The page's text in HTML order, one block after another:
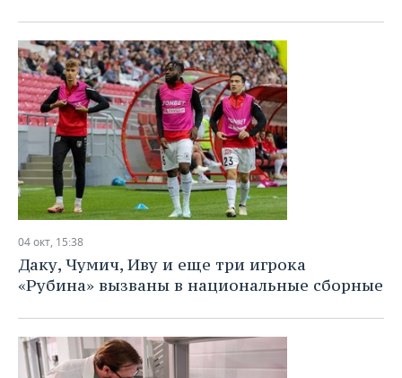
04 окт, 15:38
Даку, Чумич, Иву и еще три игрока
«Рубина» вызваны в национальные сборные